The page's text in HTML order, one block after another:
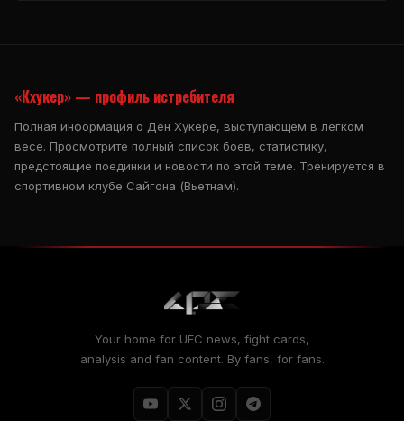
«Кхукер» — профиль истребителя
Полная информация о Ден Хукере, выступающем в легком
весе. Просмотрите полный список боев, статистику,
предстоящие поединки и новости по этой теме. Тренируется в
спортивном клубе Сайгона (Вьетнам).
Your home for UFC news, fight cards,
analysis and fan content. By fans, for fans.